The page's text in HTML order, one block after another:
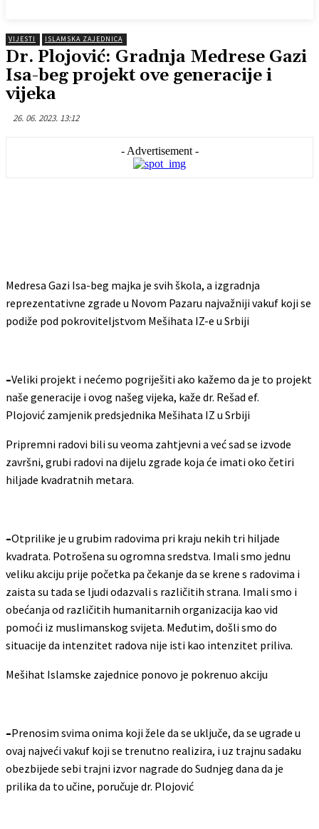
VIJESTI ISLAMSKA ZAJEDNICA
Dr. Plojović: Gradnja Medrese Gazi
Isa-beg projekt ove generacije i
vijeka
26. 06. 2023. 13:12
- Advertisement -
Medresa Gazi Isa-beg majka je svih škola, a izgradnja
reprezentativne zgrade u Novom Pazaru najvažniji vakuf koji se
podiže pod pokroviteljstvom Mešihata IZ-e u Srbiji
–Veliki projekt i nećemo pogriješiti ako kažemo da je to projekt
naše generacije i ovog našeg vijeka, kaže dr. Rešad ef.
Plojović zamjenik predsjednika Mešihata IZ u Srbiji
Pripremni radovi bili su veoma zahtjevni a već sad se izvode
završni, grubi radovi na dijelu zgrade koja će imati oko četiri
hiljade kvadratnih metara.
–Otprilike je u grubim radovima pri kraju nekih tri hiljade
kvadrata. Potrošena su ogromna sredstva. Imali smo jednu
veliku akciju prije početka pa čekanje da se krene s radovima i
zaista su tada se ljudi odazvali s različitih strana. Imali smo i
obećanja od različitih humanitarnih organizacija kao vid
pomoći iz muslimanskog svijeta. Međutim, došli smo do
situacije da intenzitet radova nije isti kao intenzitet priliva.
Mešihat Islamske zajednice ponovo je pokrenuo akciju
–Prenosim svima onima koji žele da se uključe, da se ugrade u
ovaj najveći vakuf koji se trenutno realizira, i uz trajnu sadaku
obezbijede sebi trajni izvor nagrade do Sudnjeg dana da je
prilika da to učine, poručuje dr. Plojović